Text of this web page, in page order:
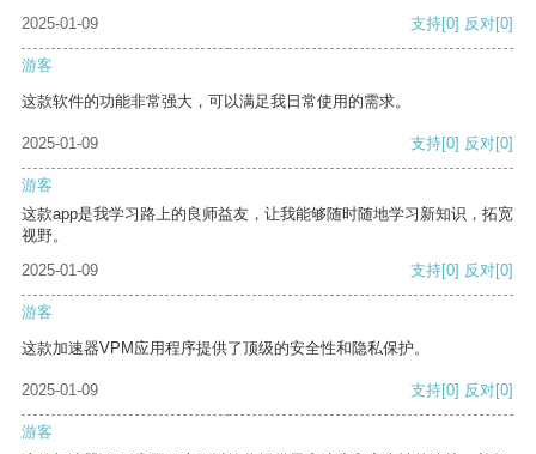
2025-01-09
支持[0] 反对[0]
游客
这款软件的功能非常强大，可以满足我日常使用的需求。
2025-01-09 支持[0] 反对[0]
游客
这款app是我学习路上的良师益友，让我能够随时随地学习新知识，拓宽
视野。
2025-01-09
支持[0] 反对[0]
游客
这款加速器VPM应用程序提供了顶级的安全性和隐私保护。
2025-01-09 支持[0] 反对[0]
游客